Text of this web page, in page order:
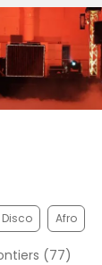
Disco Afro
(77)